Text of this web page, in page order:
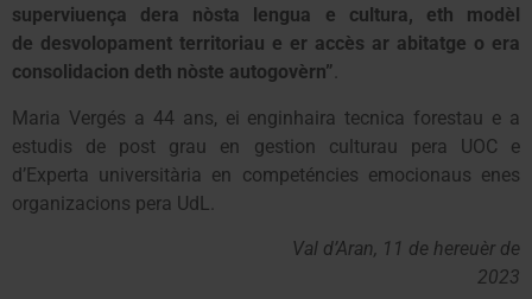
superviuença dera nòsta lengua e cultura, eth modèl
de desvolopament territoriau e er accès ar abitatge o era
consolidacion deth nòste autogovèrn”.
Maria Vergés a 44 ans, ei enginhaira tecnica forestau e a
estudis de post grau en gestion culturau pera UOC e
d’Experta universitària en competéncies emocionaus enes
organizacions pera UdL.
Val d’Aran, 11 de hereuèr de
2023